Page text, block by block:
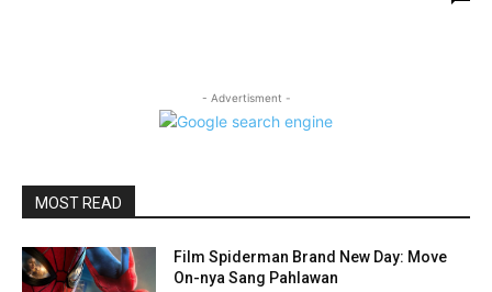
- Advertisment -
MOST READ
Film Spiderman Brand New Day: Move
On-nya Sang Pahlawan